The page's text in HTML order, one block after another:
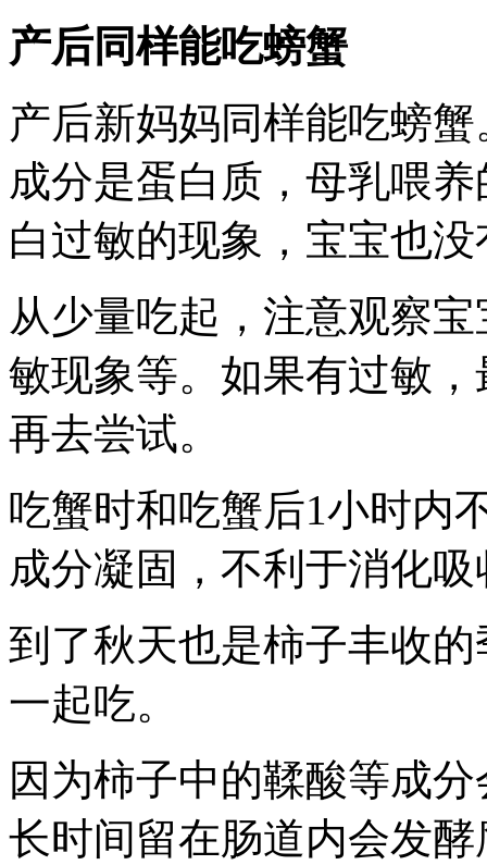
产后同样能吃螃蟹
产后新妈妈同样能吃螃
成分是蛋白质，母乳喂
白过敏的现象，宝宝也
从少量吃起，注意观察
敏现象等。如果有过敏
再去尝试。
吃蟹时和吃蟹后1小时内
成分凝固，不利于消化
到了秋天也是柿子丰收
一起吃。
因为柿子中的鞣酸等成
长时间留在肠道内会发